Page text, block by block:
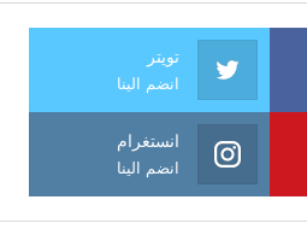
تويتر
انضم الينا
انستغرام
انضم الينا